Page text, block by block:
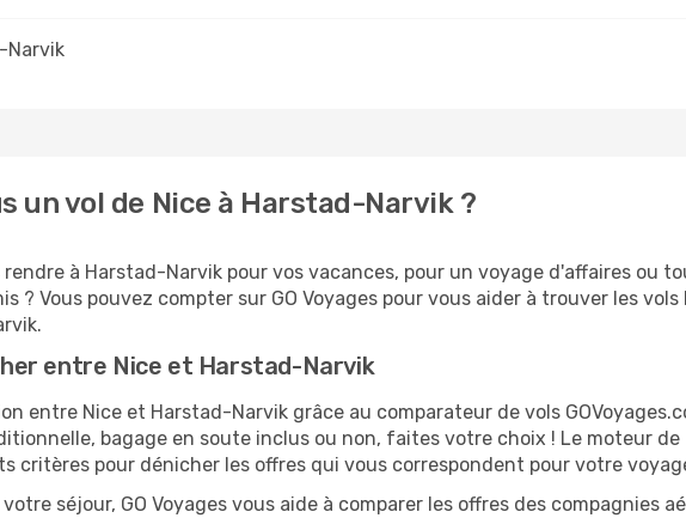
Narvik
un vol de Nice à Harstad-Narvik ?
rendre à Harstad-Narvik pour vos vacances, pour un voyage d'affaires ou
? Vous pouvez compter sur GO Voyages pour vous aider à trouver les
entre Nice et Harstad-Narvik
entre Nice et Harstad-Narvik grâce au comparateur de vols
bagage en soute inclus ou non, faites votre choix ! Le moteur de
critères pour dénicher les offres qui vous correspondent pour votre
séjour, GO Voyages vous aide à comparer les offres des compagnies